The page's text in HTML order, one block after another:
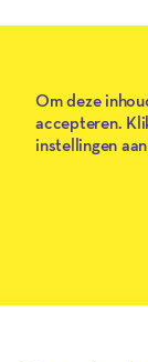
Om deze
accepteren.
instellingen